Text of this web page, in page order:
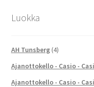
Luokka
AH Tunsberg (4)
Ajanottokello - Casio -
Ajanottokello - Casio -